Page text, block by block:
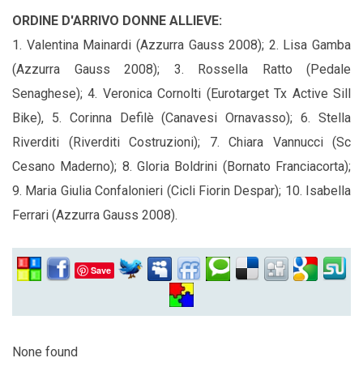
ORDINE D'ARRIVO DONNE ALLIEVE:
1. Valentina Mainardi (Azzurra Gauss 2008); 2. Lisa Gamba
(Azzurra Gauss 2008); 3. Rossella Ratto (Pedale
Senaghese); 4. Veronica Cornolti (Eurotarget Tx Active Sill
Bike), 5. Corinna Defilè (Canavesi Ornavasso); 6. Stella
Riverditi (Riverditi Costruzioni); 7. Chiara Vannucci (Sc
Cesano Maderno); 8. Gloria Boldrini (Bornato Franciacorta);
9. Maria Giulia Confalonieri (Cicli Fiorin Despar); 10. Isabella
Ferrari (Azzurra Gauss 2008).
Save
None found